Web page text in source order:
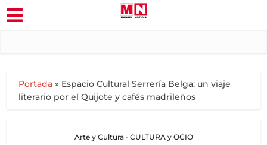
Portada » Espacio Cultural Serrería Belga: un viaje
literario por el Quijote y cafés madrileños
Arte y Cultura • CULTURA y OCIO